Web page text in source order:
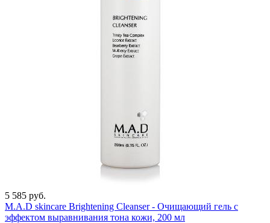
5 585 руб.
M.A.D skincare Brightening Cleanser - Очищающий гель с
эффектом выравнивания тона кожи, 200 мл